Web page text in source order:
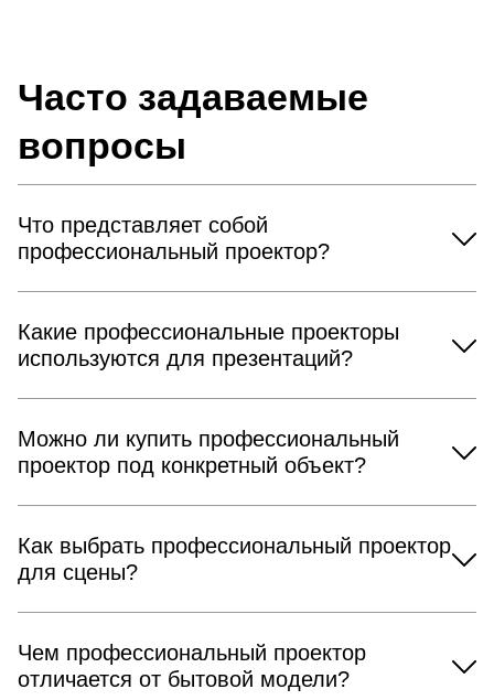
Часто задаваемые
вопросы
Что представляет собой
профессиональный проектор?
Какие профессиональные проекторы
используются для презентаций?
Можно ли купить профессиональный
проектор под конкретный объект?
Как выбрать профессиональный проектор
для сцены?
Чем профессиональный проектор
отличается от бытовой модели?